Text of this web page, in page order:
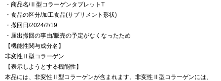
・商品名/Ⅱ型コラーゲンタブレットT
・食品の区分/加工食品(サプリメント形状)
・撤回日/2024/2/19
・届出撤回の事由/販売の予定がなくなったため
【機能性関与成分名】
非変性Ⅱ型コラーゲン
【表示しようとする機能性】
本品には、非変性Ⅱ型コラーゲンが含まれます。非変性Ⅱ型コラーゲンには、